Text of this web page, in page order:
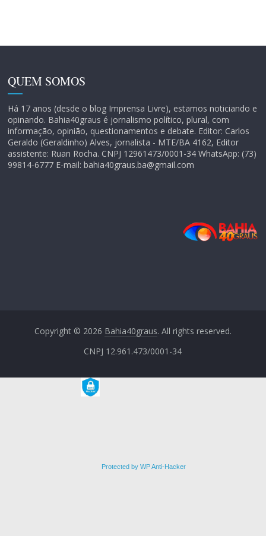
QUEM SOMOS
Há 17 anos (desde o blog Imprensa Livre), estamos noticiando e
opinando. Bahia40graus é jornalismo político, plural, com
informação, opinião, questionamentos e debate. Editor: Carlos
Geraldo (Geraldinho) Alves, jornalista - MTE/BA 4162, Editor
assistente: Ruan Rocha. CNPJ 12961473/0001-34 WhatsApp: (73)
99814-6777 E-mail: bahia40graus.ba@gmail.com
Copyright © 2026 Bahia40graus. All rights reserved.
CNPJ 12.961.473/0001-34
Protected by WP Anti-Hacker